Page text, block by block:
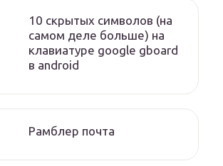
10 скрытых символов (на
самом деле больше) на
клавиатуре google gboard
в android
Рамблер почта